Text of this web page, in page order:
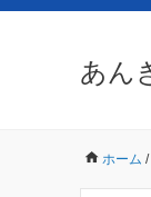
あん
ホーム /